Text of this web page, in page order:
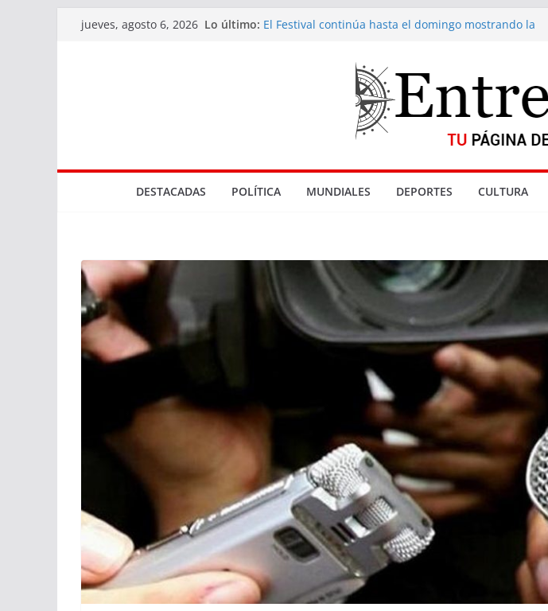
Saltarjueves, agosto 6, 2026 Lo último: El Festival continúa hasta el domingo mostrando la
Tres bocas de venta de drogas cerradas en La Paloma
El Marco de los Reyes
Parque NBA en Gramado
DESTACADAS POLÍTICA MUNDIALES DEPORTES CULTURA